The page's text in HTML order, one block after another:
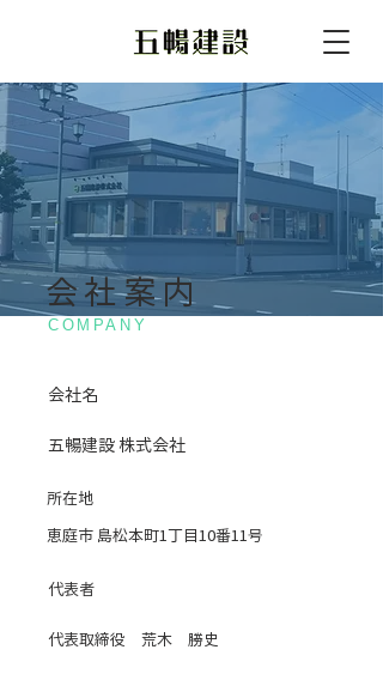
会社名
五暢建設 株式会社
所在地
恵庭市 島松本町1丁目10番11号
代表者
代表取締役 荒木 勝史
COMPANY
​会社案内